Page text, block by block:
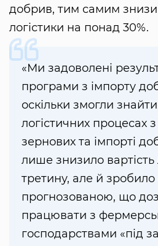
добрив, тим самим
логістики на понад 30%.
«Ми задоволені
програми з імпорту
оскільки змогли
логістичних процесах
зернових та імпорті
лише знизило вартість
третину, але й зробило
прогнозованою, що
працювати з
господарствами «під